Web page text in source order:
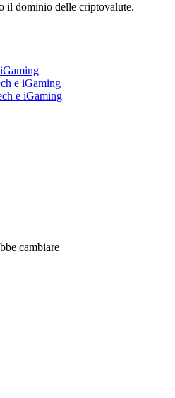
il dominio delle criptovalute.
e iGaming
e iGaming
cambiare